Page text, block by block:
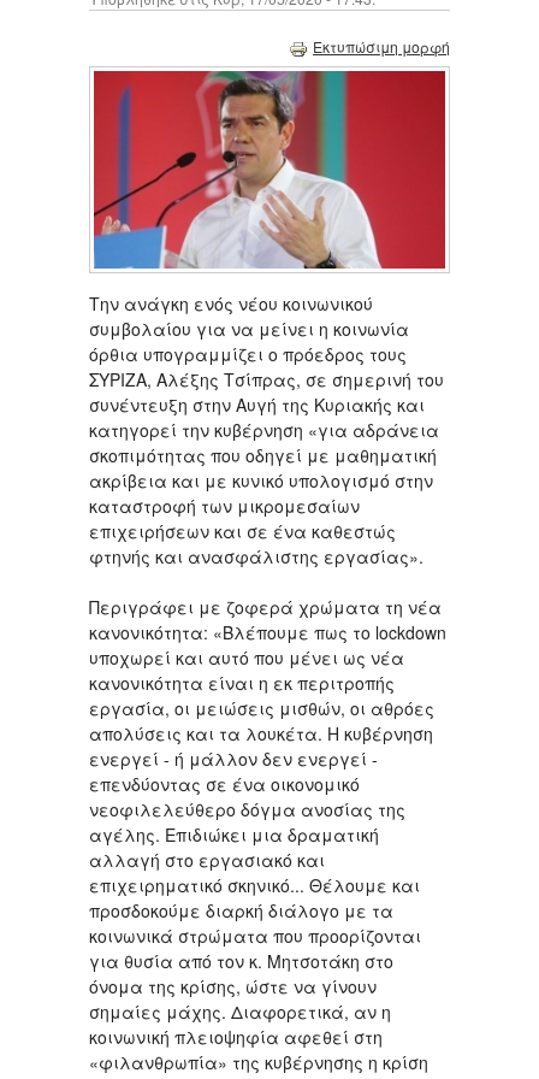
Εκτυπώσιμη μορφή
Την ανάγκη ενός νέου κοινωνικού
συμβολαίου για να μείνει η κοινωνία
όρθια υπογραμμίζει ο πρόεδρος τους
ΣΥΡΙΖΑ, Αλέξης Τσίπρας, σε σημερινή του
συνέντευξη στην Αυγή της Κυριακής και
κατηγορεί την κυβέρνηση «για αδράνεια
σκοπιμότητας που οδηγεί με μαθηματική
ακρίβεια και με κυνικό υπολογισμό στην
καταστροφή των μικρομεσαίων
επιχειρήσεων και σε ένα καθεστώς
φτηνής και ανασφάλιστης εργασίας».
Περιγράφει με ζοφερά χρώματα τη νέα
κανονικότητα: «Βλέπουμε πως το lockdown
υποχωρεί και αυτό που μένει ως νέα
κανονικότητα είναι η εκ περιτροπής
εργασία, οι μειώσεις μισθών, οι αθρόες
απολύσεις και τα λουκέτα. Η κυβέρνηση
ενεργεί - ή μάλλον δεν ενεργεί -
επενδύοντας σε ένα οικονομικό
νεοφιλελεύθερο δόγμα ανοσίας της
αγέλης. Επιδιώκει μια δραματική
αλλαγή στο εργασιακό και
επιχειρηματικό σκηνικό... Θέλουμε και
προσδοκούμε διαρκή διάλογο με τα
κοινωνικά στρώματα που προορίζονται
για θυσία από τον κ. Μητσοτάκη στο
όνομα της κρίσης, ώστε να γίνουν
σημαίες μάχης. Διαφορετικά, αν η
κοινωνική πλειοψηφία αφεθεί στη
«φιλανθρωπία» της κυβέρνησης η κρίση